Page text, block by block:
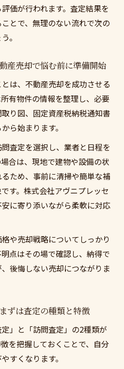
価が行われます。査定結果を
とで、無理のない流れで次の
。
産売却で悩む前に準備開始
は、不動産売却を成功させる
有物件の情報を整理し、必要
り図、固定資産税納税通知書
ら始まります。
査定を選択し、業者と日程を
合は、現地で建物や設備の状
ため、事前に清掃や簡単な補
す。株式会社アヴニプレッセ
に寄り添いながら柔軟に対応
や売却戦略についてしっかり
点はその場で確認し、納得で
後悔しない売却につながりま
ずは査定の種類と特徴
」と「訪問査定」の2種類が
を把握しておくことで、自分
すくなります。